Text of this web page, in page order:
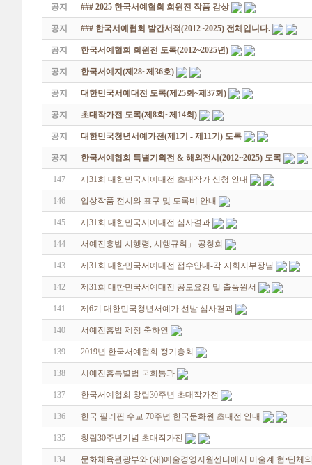
공지 ### 2025 한국서예협회 회원전 작품 감상
공지 ### 한국서예협회 발간서적(2012~2025) 전체입니다.
공지 한국서예협회 회원전 도록(2012~2025년)
공지 한국서예지(제28~제36호)
공지 대한민국서예대전 도록(제25회~제37회)
공지 초대작가전 도록(제8회~제14회)
공지 대한민국청년서예가전(제1기 - 제11기) 도록
공지 한국서예협회 특별기획전 & 해외전시(2012~2025) 도록
147 제31회 대한민국서예대전 초대작가 신청 안내
146 입상작품 전시와 표구 및 도록비 안내
145 제31회 대한민국서예대전 심사결과
144 서예진흥법 시행령, 시행규칙」 공청회
143 제31회 대한민국서예대전 접수안내-각 지회지부장님
142 제31회 대한민국서예대전 공모요강 및 출품원서
141 제6기 대한민국청년서예가 선발 심사결과
140 서예진흥법 제정 축하연
139 2019년 한국서예협회 정기총회
138 서예진흥특별법 국회통과
137 한국서예협회 창립30주년 초대작가전
136 한국 필리핀 수교 70주년 한국문화원 초대전 안내
135 창립30주년기념 초대작가전
134 문화체육관광부와 (재)예술경영지원센터에서 미술계 협•단체